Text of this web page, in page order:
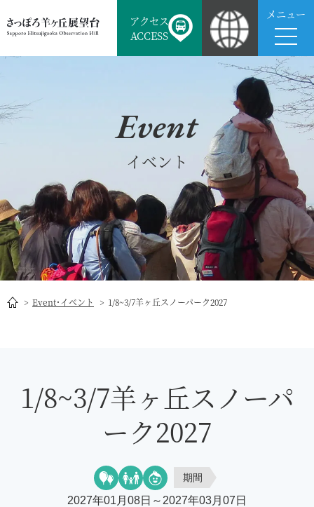
アクセス
ACCESS
メニュー
Event
イベント
Event･イベント 1/8~3/7羊ヶ丘スノーパーク2027
1/8~3/7羊ヶ丘スノーパ
ーク2027
期間
2027年01月08日～2027年03月07日